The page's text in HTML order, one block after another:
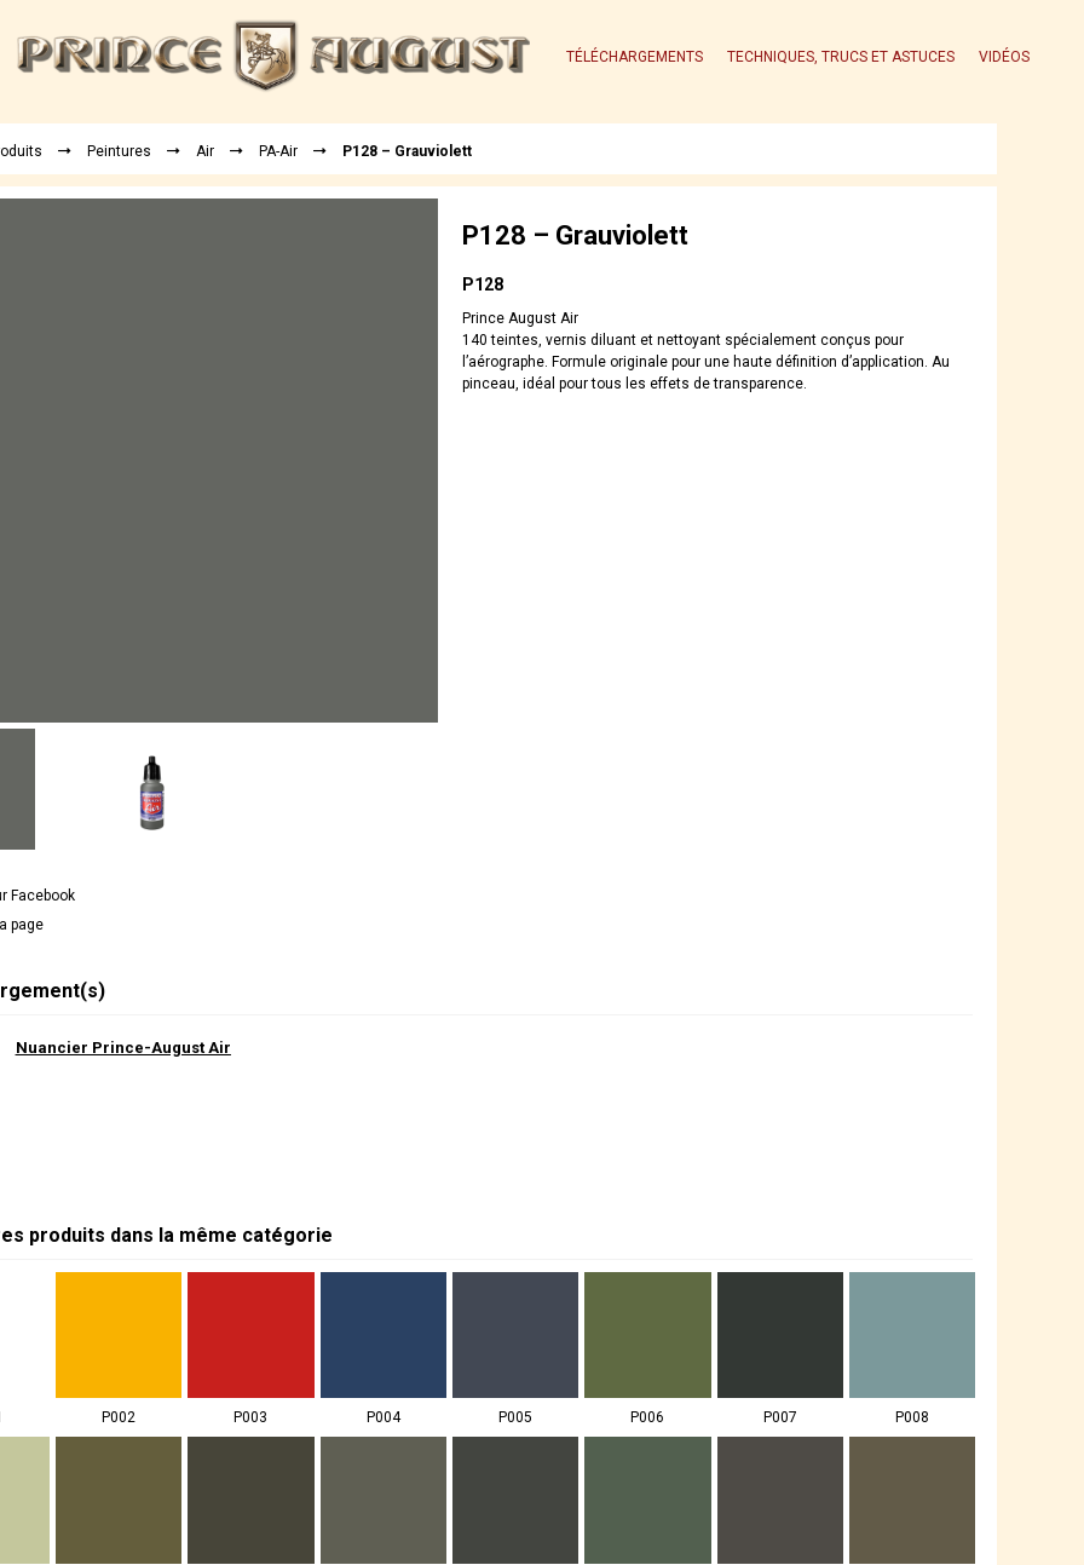
TÉLÉCHARGEMENTS TECHNIQUES, TRUCS ET ASTUCES VIDÉOS
Peintures Air PA-Air P128 – Grauviolett
Facebook
page
P128 – Grauviolett
P128
Prince August Air
140 teintes, vernis diluant et nettoyant spécialement conçus pour
l’aérographe. Formule originale pour une haute définition d’application. Au
pinceau, idéal pour tous les effets de transparence.
Nuancier Prince-August Air
produits dans la même catégorie
P002 P003 P004 P005 P006 P007 P008